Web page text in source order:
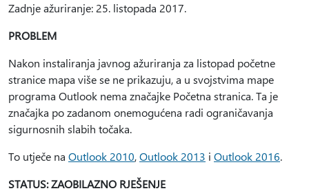
Zadnje ažuriranje: 25. listopada 2017.
PROBLEM
Nakon instaliranja javnog ažuriranja za listopad početne
stranice mapa više se ne prikazuju, a u svojstvima mape
programa Outlook nema značajke Početna stranica. Ta je
značajka po zadanom onemogućena radi ograničavanja
sigurnosnih slabih točaka.
To utječe na Outlook 2010,Outlook 2013 i Outlook 2016.
STATUS: ZAOBILAZNO RJEŠENJE